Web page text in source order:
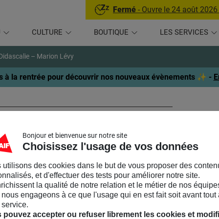
Fermé - Ouvre le 24 août
CULTURE BOUTIQUE LES SERVICES
– Marion Lévy
à la rentrée pour découvrir nos nouveaux évènements ✨ -
en 1997 par Marion Lévy, la compagnie Didascalie met la
démarche artistique
web
Bonjour et bienvenue sur notre site
Choisissez l'usage de vos données
utilisons des cookies dans le but de vous proposer des
et d'effectuer des tests pour améliorer notre site.
la qualité de notre relation et le métier de nos
nous engageons à ce que l'usage qui en est fait soit avant tout
pouvez accepter ou refuser librement les cookies et